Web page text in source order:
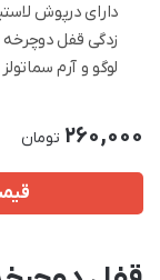
دارای درپوش
زدگی قفل
لوگو و آرم
260,000 تومان